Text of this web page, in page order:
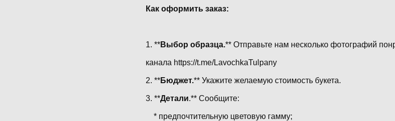
Как оформить заказ:
1. **Выбор образца.** Отправьте нам несколько фотографий
канала https://t.me/LavochkaTulpany
2. **Бюджет.** Укажите желаемую стоимость букета.
3. **Детали.** Сообщите:
* предпочтительную цветовую гамму;